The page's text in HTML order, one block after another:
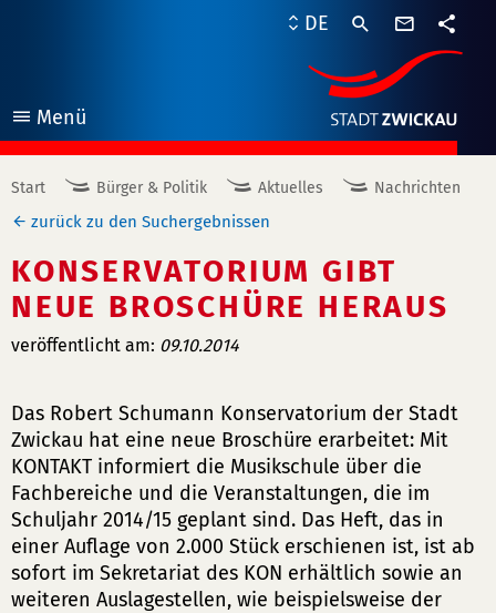
Menü
öffnen
DE
Start Bürger & Politik Aktuelles Nachrichten
zurück zu den Suchergebnissen
KONSERVATORIUM GIBT
NEUE BROSCHÜRE HERAUS
veröffentlicht am: 09.10.2014
Das Robert Schumann Konservatorium der Stadt
Zwickau hat eine neue Broschüre erarbeitet: Mit
KONTAKT informiert die Musikschule über die
Fachbereiche und die Veranstaltungen, die im
Schuljahr 2014/15 geplant sind. Das Heft, das in
einer Auflage von 2.000 Stück erschienen ist, ist ab
sofort im Sekretariat des KON erhältlich sowie an
weiteren Auslagestellen, wie beispielsweise der